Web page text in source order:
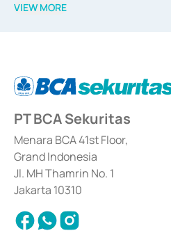
divestments, and joint
Settlement of Commercial
VIEW MORE
PT BCA Sekuritas
Menara BCA 41st Floor,
Grand Indonesia
Jl. MH Thamrin No. 1
Jakarta 10310